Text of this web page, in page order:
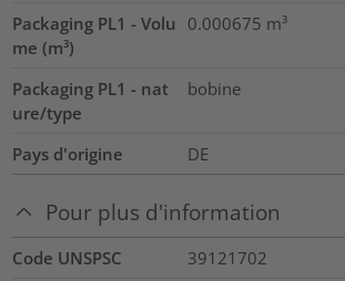
Packaging PL1 - Volu
me (m³)
0.000675 m³
Packaging PL1 - nat
ure/type
bobine
Pays d'origine DE
Pour plus d'information
Code UNSPSC
39121702